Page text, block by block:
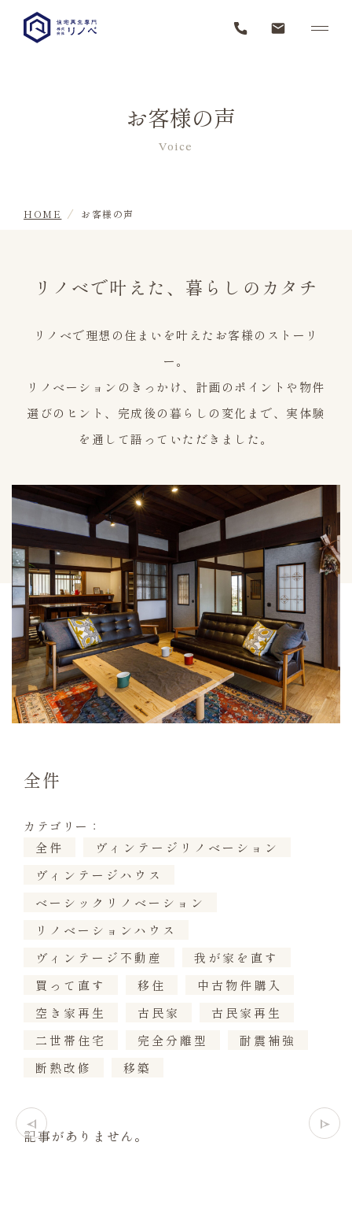
お客様の声
Voice
HOME お客様の声
リノベで叶えた、暮らしのカタチ
リノベで理想の住まいを叶えたお客様のストーリ
ー。
リノベーションのきっかけ、計画のポイントや物件
選びのヒント、完成後の暮らしの変化まで、実体験
を通して語っていただきました。
全件
カテゴリー：
全件
ヴィンテージリノベーション
ヴィンテージハウス
ベーシックリノベーション
リノベーションハウス
ヴィンテージ不動産
我が家を直す
買って直す
移住
中古物件購入
空き家再生
古民家
古民家再生
二世帯住宅
完全分離型
耐震補強
断熱改修
移築
記事がありません。